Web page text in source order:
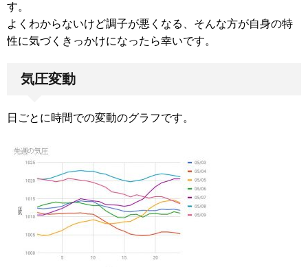
す。
よくわからないけど調子が悪くなる、そんな方が自身の特
性に気づくきっかけになったら幸いです。
気圧変動
日ごとに時間での変動のグラフです。